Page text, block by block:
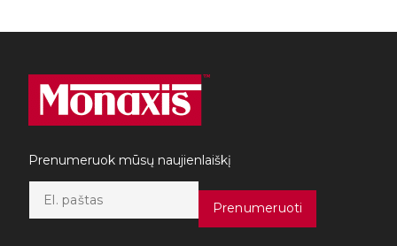
has
variants.
options
be
chosen
on
Prenumeruok mūsų naujienlaiškį
a
Prenumeruoti